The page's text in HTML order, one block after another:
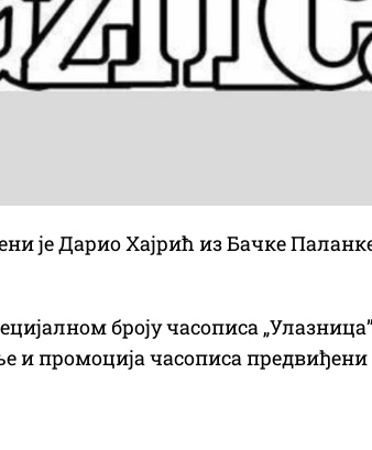
је Дарио Хајрић из Бачке
броју часописа
и промоција часописа предвиђени